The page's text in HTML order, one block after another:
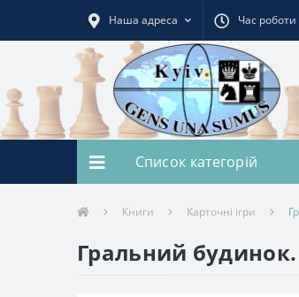
Наша адреса Час роботи
Список категорій
Книги Карточні ігри
Гральний